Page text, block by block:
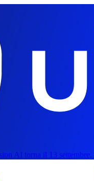
AI torna il 13 settembre,